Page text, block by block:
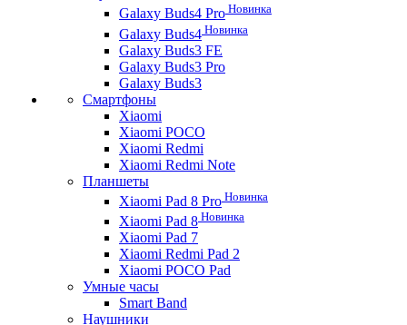
Galaxy Buds4 Pro Новинка
Galaxy Buds4 Новинка
Galaxy Buds3 FE
Galaxy Buds3 Pro
Galaxy Buds3
Смартфоны
Xiaomi
Xiaomi POCO
Xiaomi Redmi
Xiaomi Redmi Note
Планшеты
Xiaomi Pad 8 Pro Новинка
Xiaomi Pad 8 Новинка
Xiaomi Pad 7
Xiaomi Redmi Pad 2
Xiaomi POCO Pad
Умные часы
Smart Band
Наушники